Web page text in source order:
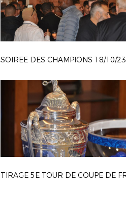
SOIREE DES CHAMPIONS 18/10/23